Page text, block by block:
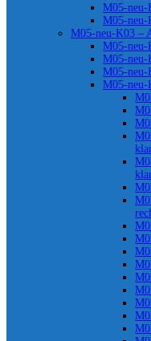
M05-neu-
M05-neu-
M05-neu-K03 –
M05-
M05-neu-
M05-neu-
M05-neu-